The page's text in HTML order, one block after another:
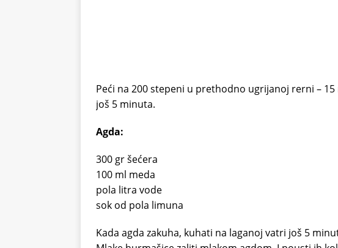
Peći na 200 stepeni u prethodno ugrijanoj rerni –
još 5 minuta.
Agda:
300 gr šećera
100 ml meda
pola litra vode
sok od pola limuna
Kada agda zakuha, kuhati na laganoj vatri još 5